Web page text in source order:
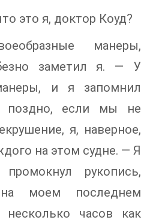
это я, доктор Коуд?
манеры,
заметил я. — У
и я запомнил
поздно, если мы не
я, наверное,
на этом судне. — Я
промокнул рукопись,
моем последнем
часов как